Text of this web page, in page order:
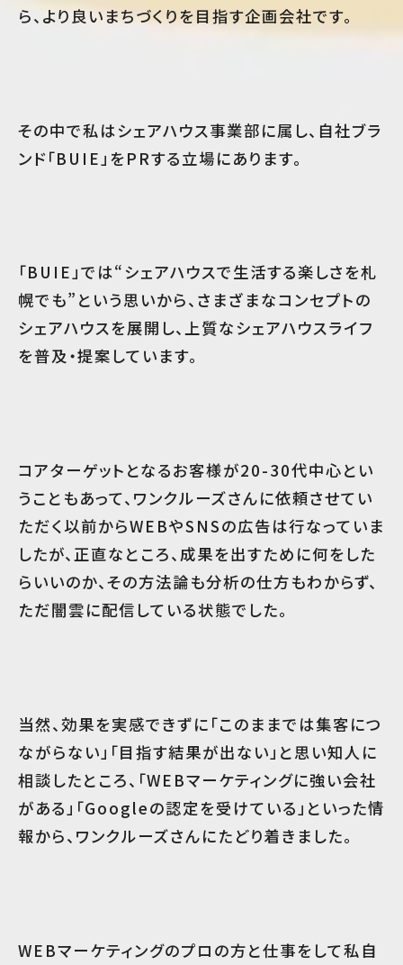
ら、より良いまちづくりを目指す企画会社です。
その中で私はシェアハウス事業部に属し、自社ブラ
ンド「BUIE」をPRする立場にあります。
「BUIE」では“シェアハウスで生活する楽しさを札
幌でも”という思いから、さまざまなコンセプトの
シェアハウスを展開し、上質なシェアハウスライフ
を普及・提案しています。
コアターゲットとなるお客様が20-30代中心とい
うこともあって、ワンクルーズさんに依頼させてい
ただく以前からWEBやSNSの広告は行なっていま
したが、正直なところ、成果を出すために何をした
らいいのか、その方法論も分析の仕方もわからず、
ただ闇雲に配信している状態でした。
当然、効果を実感できずに「このままでは集客につ
ながらない」「目指す結果が出ない」と思い知人に
相談したところ、「WEBマーケティングに強い会社
がある」「Googleの認定を受けている」といった情
報から、ワンクルーズさんにたどり着きました。
WEBマーケティングのプロの方と仕事をして私自